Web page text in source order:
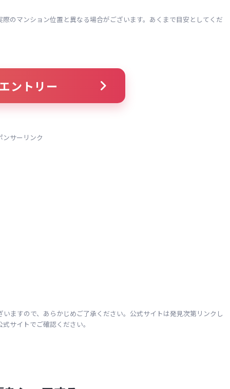
のマンション位置と異なる場合がございます。あくまで目安としてくだ
ントリー
ンサーリンク
ますので、あらかじめご了承ください。公式サイトは発見次第リンクし
サイトでご確認ください。